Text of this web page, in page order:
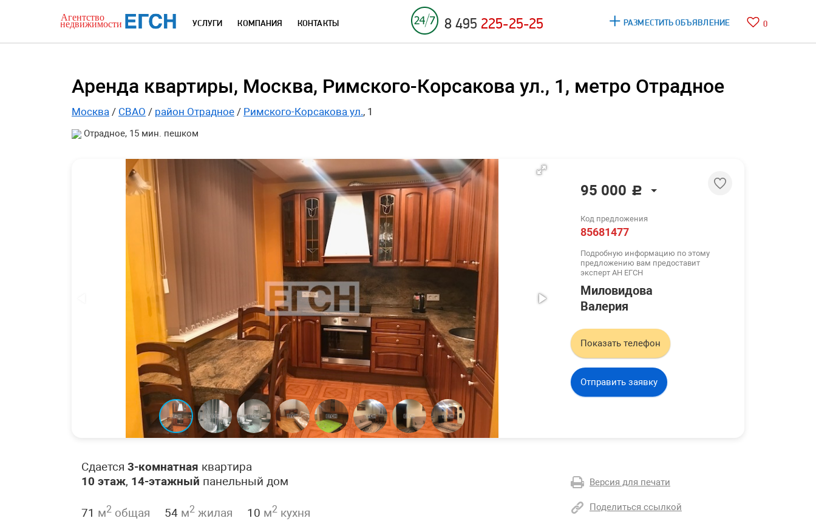
УСЛУГИ КОМПАНИЯ КОНТАКТЫ 8 495 225-25-25 РАЗМЕСТИТЬ ОБЪЯВЛЕНИЕ 0
Аренда квартиры, Москва, Римского-Корсакова ул., 1, метро Отрадное
Москва / СВАО / район Отрадное / Римского-Корсакова ул., 1
Отрадное, 15 мин. пешком
95 000 c
1 156 $
1 001 €
Код предложения
85681477
Подробную информацию по этому
предложению вам предоставит
эксперт АН ЕГСН
Миловидова
Валерия
Показать телефон
Отправить заявку
Сдается 3-комнатная квартира
10 этаж, 14-этажный панельный дом
71 м2 общая 54 м2 жилая 10 м2 кухня
Версия для печати
Поделиться ссылкой